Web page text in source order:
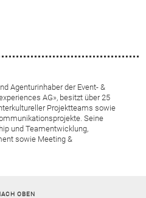
Agenturinhaber der Event- &
AG», besitzt über 25
Projektteams sowie
Seine
und Teamentwicklung,
sowie Meeting &
OBEN